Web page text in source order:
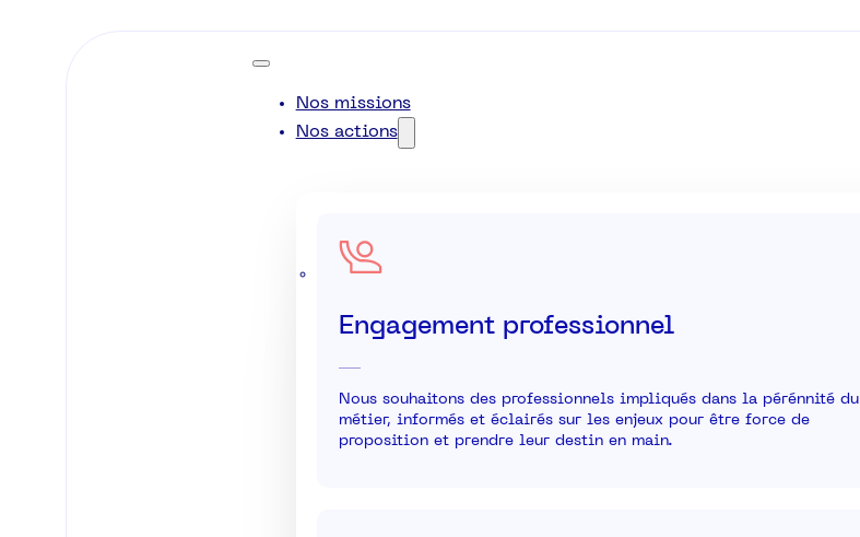
Nos missions
Nos actions
Engagement professionnel
Nous souhaitons des professionnels impliqués dans la pérénnité du
métier, informés et éclairés sur les enjeux pour être force de
proposition et prendre leur destin en main.